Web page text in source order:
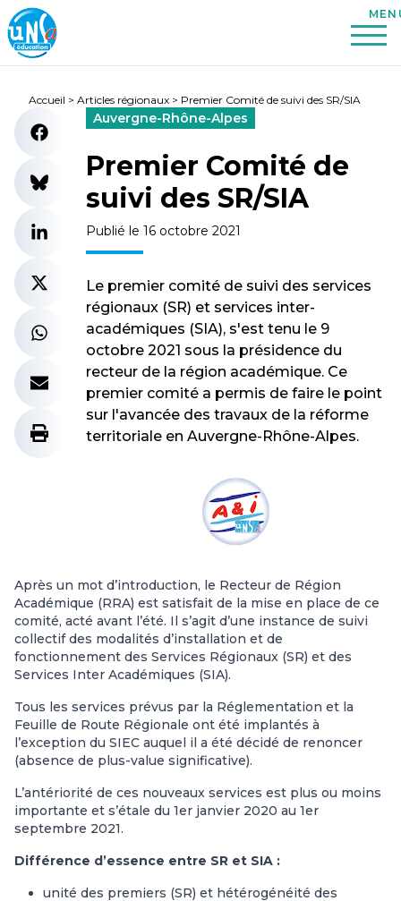
Accueil > Articles régionaux > Premier Comité de suivi des SR/SIA
Auvergne-Rhône-Alpes
Premier Comité de
suivi des SR/SIA
Publié le 16 octobre 2021
Le premier comité de suivi des services
régionaux (SR) et services inter-
académiques (SIA), s'est tenu le 9
octobre 2021 sous la présidence du
recteur de la région académique. Ce
premier comité a permis de faire le point
sur l'avancée des travaux de la réforme
territoriale en Auvergne-Rhône-Alpes.
Après un mot d’introduction, le Recteur de Région
Académique (RRA) est satisfait de la mise en place de ce
comité, acté avant l’été. Il s’agit d’une instance de suivi
collectif des modalités d’installation et de
fonctionnement des Services Régionaux (SR) et des
Services Inter Académiques (SIA).
Tous les services prévus par la Réglementation et la
Feuille de Route Régionale ont été implantés à
l’exception du SIEC auquel il a été décidé de renoncer
(absence de plus-value significative).
L’antériorité de ces nouveaux services est plus ou moins
importante et s’étale du 1er janvier 2020 au 1er
septembre 2021.
Différence d’essence entre SR et SIA :
unité des premiers (SR) et hétérogénéité des